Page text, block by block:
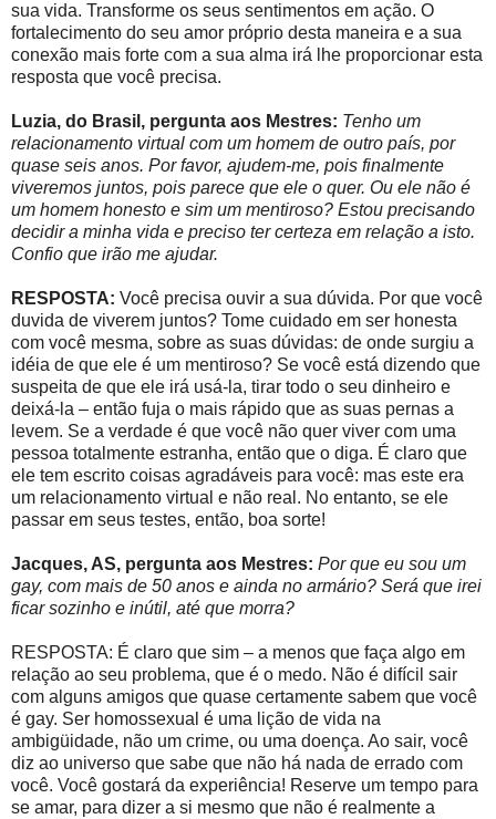
sua vida. Transforme os seus sentimentos em ação. O
fortalecimento do seu amor próprio desta maneira e a sua
conexão mais forte com a sua alma irá lhe proporcionar esta
resposta que você precisa.
Luzia, do Brasil, pergunta aos Mestres: Tenho um
relacionamento virtual com um homem de outro país, por
quase seis anos. Por favor, ajudem-me, pois finalmente
viveremos juntos, pois parece que ele o quer. Ou ele não é
um homem honesto e sim um mentiroso? Estou precisando
decidir a minha vida e preciso ter certeza em relação a isto.
Confio que irão me ajudar.
RESPOSTA: Você precisa ouvir a sua dúvida. Por que você
duvida de viverem juntos? Tome cuidado em ser honesta
com você mesma, sobre as suas dúvidas: de onde surgiu a
idéia de que ele é um mentiroso? Se você está dizendo que
suspeita de que ele irá usá-la, tirar todo o seu dinheiro e
deixá-la – então fuja o mais rápido que as suas pernas a
levem. Se a verdade é que você não quer viver com uma
pessoa totalmente estranha, então que o diga. É claro que
ele tem escrito coisas agradáveis para você: mas este era
um relacionamento virtual e não real. No entanto, se ele
passar em seus testes, então, boa sorte!
Jacques, AS, pergunta aos Mestres: Por que eu sou um
gay, com mais de 50 anos e ainda no armário? Será que irei
ficar sozinho e inútil, até que morra?
RESPOSTA: É claro que sim – a menos que faça algo em
relação ao seu problema, que é o medo. Não é difícil sair
com alguns amigos que quase certamente sabem que você
é gay. Ser homossexual é uma lição de vida na
ambigüidade, não um crime, ou uma doença. Ao sair, você
diz ao universo que sabe que não há nada de errado com
você. Você gostará da experiência! Reserve um tempo para
se amar, para dizer a si mesmo que não é realmente a